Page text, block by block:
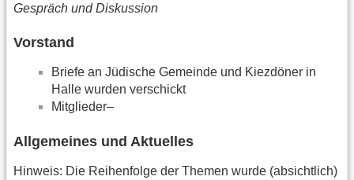
Gespräch und Diskussion
Vorstand
Briefe an Jüdische Gemeinde und Kiezdöner in
Halle wurden verschickt
Mitglieder–
Allgemeines und Aktuelles
Hinweis: Die Reihenfolge der Themen wurde (absichtlich)